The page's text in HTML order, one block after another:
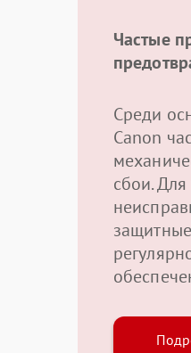
Частые
Среди
Canon
сбои.